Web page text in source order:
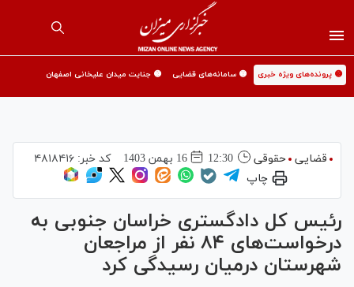
🟡 پرونده‌های ویژه خبری 🟡 سامانه‌های قضایی 🟡 جنایت میدان علیخانی اصفهان
قضایی حقوقی 12:30 16 بهمن 1403 کد خبر: ۴۸۱۸۴۱۶
چاپ
رئیس کل دادگستری خراسان جنوبی به
درخواست‌های ۸۴ نفر از مراجعان
شهرستان درمیان رسیدگی کرد